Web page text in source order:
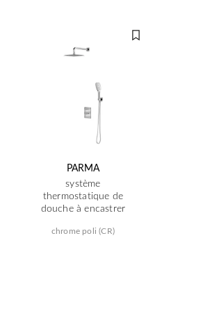
PARMA
système
thermostatique de
douche à encastrer
chrome poli (CR)